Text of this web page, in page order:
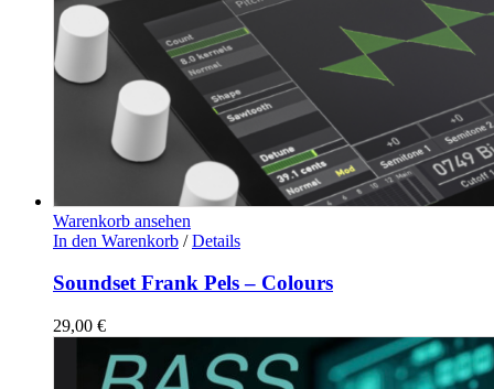
Warenkorb ansehen
In den Warenkorb / Details
Soundset Frank Pels – Colours
29,00 €